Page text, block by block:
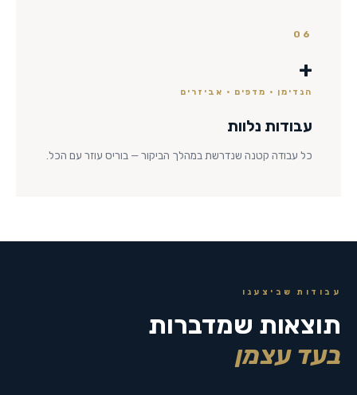
06
+
הנדימן · מדפים · אביזרים
עבודות נלוות
כל עבודה קטנה שנדרשת במהלך הביקור — בוריס עוזר עם הכל.
עבודות שביצענו
תוצאות שמדברות
בעד עצמן